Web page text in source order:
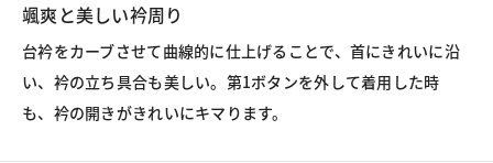
颯爽と美しい衿周り
台衿をカーブさせて曲線的に仕上げることで、首にきれいに沿
い、衿の立ち具合も美しい。第1ボタンを外して着用した時
も、衿の開きがきれいにキマります。